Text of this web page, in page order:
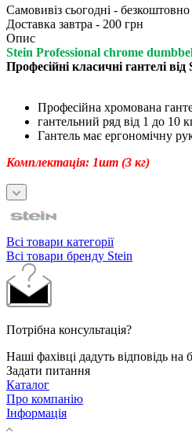
Самовивіз сьогодні - безкоштовно
Доставка завтра - 200 грн
Опис
Stein Рrofessional chrome
Професійні класичні гантелі від
Професійна хромована
гантельний ряд від 1 до 10
Гантель має ергономічну
Комплектація: 1шт (3 кг)
Всі товари категорії
Всі товари бренду Stein
Потрібна консультація?
Наші фахівці дадуть відповідь на
Задати питання
Каталог
Про компанію
Інформація